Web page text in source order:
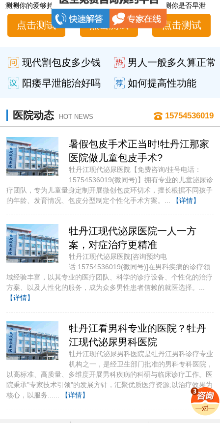
测测你的爱够持久吗
点击测试
男性性功能障碍自测
点击测试
测测你是否早泄
点击测试
现代割包皮多少钱
男人一般多久算正常
阳痿早泄能治好吗
如何提高性功能
医院动态 HOT NEWS 15754536019
暑假包皮手术正当时!牡丹江那家
医院做儿童包皮手术?
牡丹江现代泌尿医院【免费咨询/挂号电话：
15754536019(微同号)】拥有专业的儿童泌尿诊
疗团队，专为儿童量身定制开展微创包皮环切术，擅长根据不同孩子
的年龄、发育情况、包皮分型制定个性化手术方案。...
【详情】
牡丹江现代泌尿医院一人一方
案，对症治疗更精准
牡丹江现代泌尿医院[咨询预约电
话:15754536019(微同号)]​在男科疾病的诊疗领
域经验丰富，以其专业的医疗团队、科学的诊疗设备、个性化的治疗
方案、以及人性化的服务，成为众多男性患者信赖的就医选择。...
【详情】
牡丹江看男科专业的医院？牡丹
江现代泌尿男科医院
牡丹江现代泌尿男科医院是牡丹江男科诊疗专业
机构之一，是经卫生部门批准的男科专科医院，
以高标准、高质量、多维度开展男科疾病的科研与临床诊疗工作。医
院秉承"专家技术引领"的发展方针，汇聚优质医疗资源;以治疗效果为
核心，以服务......
【详情】